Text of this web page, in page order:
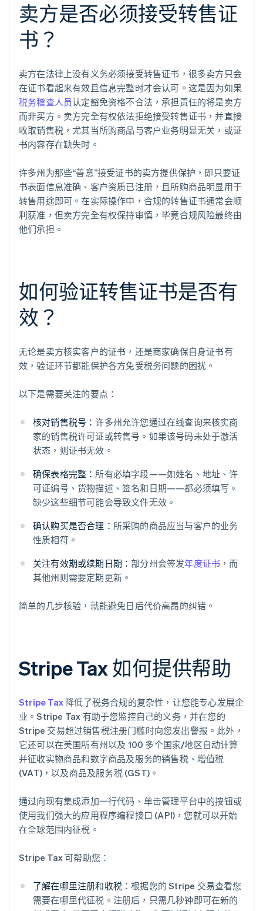
卖方是否必须接受转售证
书？
卖方在法律上没有义务必须接受转售证书，很多卖方只会
在证书看起来有效且信息完整时才会认可。这是因为如果
税务稽查人员认定豁免资格不合法，承担责任的将是卖方
而非买方。卖方完全有权依法拒绝接受转售证书，并直接
收取销售税，尤其当所购商品与客户业务明显无关，或证
书内容存在缺失时。
许多州为那些“善意”接受证书的卖方提供保护，即只要证
书表面信息准确、客户资质已注册，且所购商品明显用于
转售用途即可。在实际操作中，合规的转售证书通常会顺
利获准，但卖方完全有权保持审慎，毕竟合规风险最终由
他们承担。
如何验证转售证书是否有
效？
无论是卖方核实客户的证书，还是商家确保自身证书有
效，验证环节都能保护各方免受税务问题的困扰。
以下是需要关注的要点：
核对销售税号：许多州允许您通过在线查询来核实商
家的销售税许可证或转售号。如果该号码未处于激活
状态，则证书无效。
确保表格完整： 所有必填字段——如姓名、地址、许
可证编号、货物描述、签名和日期——都必须填写。
缺少这些细节可能会导致文件无效。
确认购买是否合理： 所采购的商品应当与客户的业务
性质相符。
关注有效期或续期日期：部分州会签发年度证书 ，而
其他州则需要定期更新。
简单的几步核验，就能避免日后代价高昂的纠错。
Stripe Tax 如何提供帮助
Stripe Tax 降低了税务合规的复杂性，让您能专心发展企
业。Stripe Tax 有助于您监控自己的义务，并在您的
Stripe 交易超过销售税注册门槛时向您发出警报。此外，
它还可以在美国所有州以及 100 多个国家/地区自动计算
并征收实物商品和数字商品及服务的销售税、增值税
(VAT)，以及商品及服务税 (GST)。
通过向现有集成添加一行代码、单击管理平台中的按钮或
使用我们强大的应用程序编程接口 (API)，您就可以开始
在全球范围内征税。
Stripe Tax 可帮助您：
了解在哪里注册和收税 ：根据您的 Stripe 交易查看您
需要在哪里代征税。注册后，只需几秒钟即可在新的